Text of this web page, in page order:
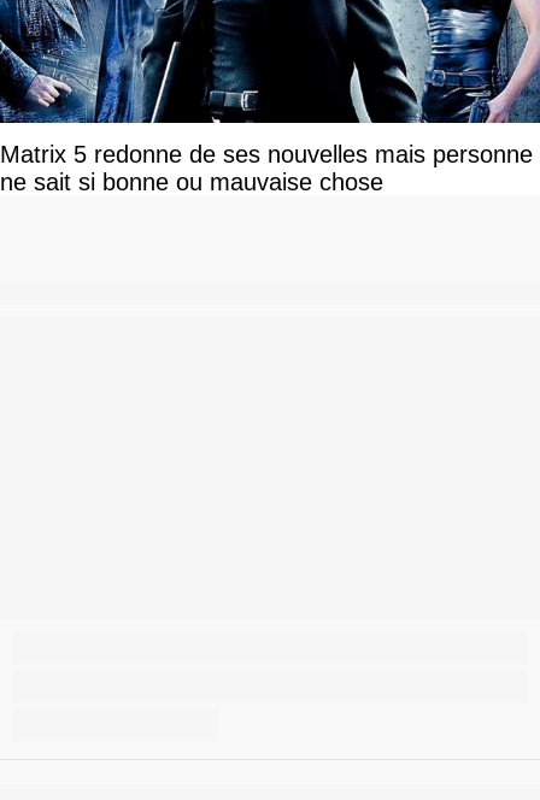
Matrix 5 redonne de ses nouvelles mais personne
ne sait si bonne ou mauvaise chose